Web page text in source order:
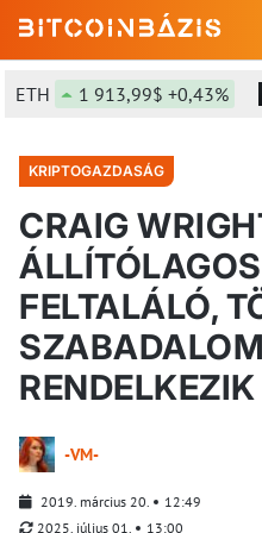
1 913,99$ +0,43%
KRIPTOGAZDASÁG
CRAIG
FELTALÁLÓ,
RENDELKEZIK
-VM-
2019. március 20.
12:49
2025. július 01.
13:00